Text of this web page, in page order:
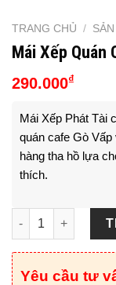
TRANG CHỦ /
Mái Xếp Quán
290.000₫
Mái Xếp Phát Tài
quán cafe Gò
hàng tha hồ lựa
thích.
Mái Xếp Quán
Yêu cầu tư